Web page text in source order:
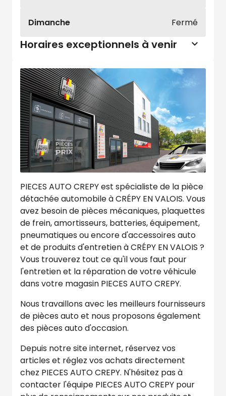
Dimanche Fermé
Horaires exceptionnels à venir
PIECES AUTO CREPY est spécialiste de la pièce
détachée automobile à CRÉPY EN VALOIS. Vous
avez besoin de pièces mécaniques, plaquettes
de frein, amortisseurs, batteries, équipement,
pneumatiques ou encore d'accessoires auto
et de produits d'entretien à CRÉPY EN VALOIS ?
Vous trouverez tout ce qu'il vous faut pour
l'entretien et la réparation de votre véhicule
dans votre magasin PIECES AUTO CREPY.
Nous travaillons avec les meilleurs fournisseurs
de pièces auto et nous proposons également
des pièces auto d'occasion.
Depuis notre site internet, réservez vos
articles et réglez vos achats directement
chez PIECES AUTO CREPY. N'hésitez pas à
contacter l'équipe PIECES AUTO CREPY pour